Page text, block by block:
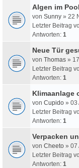
Algen im Pool
von Sunny » 22
Letzter Beitrag
Antworten: 1
Neue Tür
von Thomas »
Letzter Beitrag
Antworten: 1
Klimaanlage
von Cupido » 03
Letzter Beitrag
Antworten: 1
Verpacken
von Cheeto » 07
Letzter Beitrag
Antworten: 1